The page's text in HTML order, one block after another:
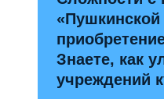
Знаете, как
учреждений